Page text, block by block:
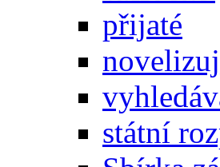
přijaté
státní